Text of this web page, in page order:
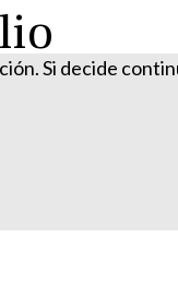
Si decide